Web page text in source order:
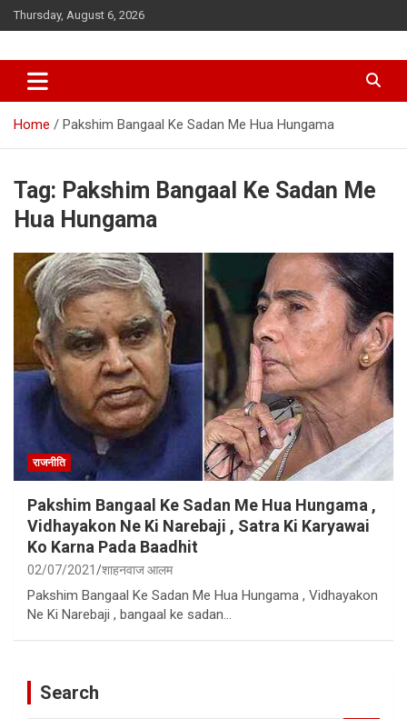
Skip
to
Thursday, August 6, 2026
Home Pakshim Bangaal Ke Sadan Me Hua Hungama
Tag: Pakshim Bangaal Ke Sadan Me
Hua Hungama
राजनीति
Pakshim Bangaal Ke Sadan Me Hua Hungama ,
Vidhayakon Ne Ki Narebaji , Satra Ki Karyawai
Ko Karna Pada Baadhit
02/07/2021 शाहनवाज आलम
Pakshim Bangaal Ke Sadan Me Hua Hungama , Vidhayakon
Ne Ki Narebaji , bangaal ke sadan…
Search